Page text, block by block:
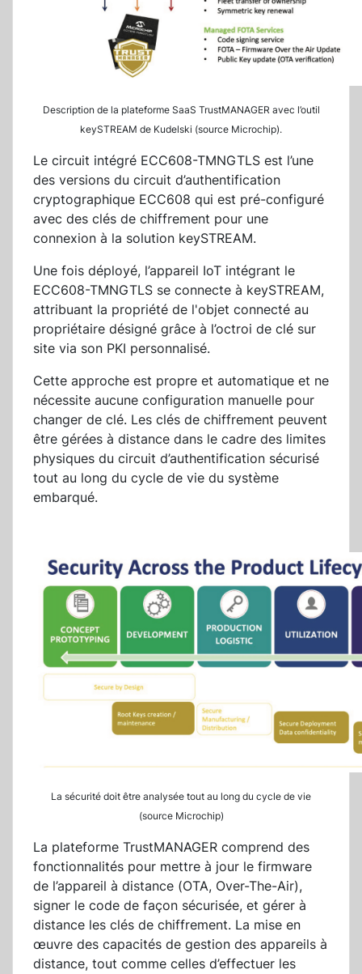
Description de la plateforme SaaS TrustMANAGER avec l’outil
keySTREAM de Kudelski (source Microchip).
Le circuit intégré ECC608-TMNGTLS est l’une
des versions du circuit d’authentification
cryptographique ECC608 qui est pré-configuré
avec des clés de chiffrement pour une
connexion à la solution keySTREAM.
Une fois déployé, l’appareil IoT intégrant le
ECC608-TMNGTLS se connecte à keySTREAM,
attribuant la propriété de l'objet connecté au
propriétaire désigné grâce à l’octroi de clé sur
site via son PKI personnalisé.
Cette approche est propre et automatique et ne
nécessite aucune configuration manuelle pour
changer de clé. Les clés de chiffrement peuvent
être gérées à distance dans le cadre des limites
physiques du circuit d’authentification sécurisé
tout au long du cycle de vie du système
embarqué.
La sécurité doit être analysée tout au long du cycle de vie
(source Microchip)
La plateforme TrustMANAGER comprend des
fonctionnalités pour mettre à jour le firmware
de l’appareil à distance (OTA, Over-The-Air),
signer le code de façon sécurisée, et gérer à
distance les clés de chiffrement. La mise en
œuvre des capacités de gestion des appareils à
distance, tout comme celles d’effectuer les